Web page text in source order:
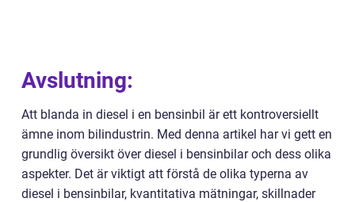
Avslutning:
Att blanda in diesel i en bensinbil är ett kontroversiellt
ämne inom bilindustrin. Med denna artikel har vi gett en
grundlig översikt över diesel i bensinbilar och dess olika
aspekter. Det är viktigt att förstå de olika typerna av
diesel i bensinbilar, kvantitativa mätningar, skillnader